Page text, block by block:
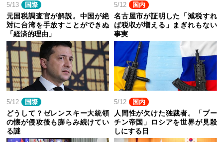
5/13 国際
元国税調査官が解説。中国が絶
対に台湾を手放すことができぬ
「経済的理由」
5/12 国内
名古屋市が証明した「減税すれ
ば税収が増える」まぎれもない
事実
5/12 国際
どうして？ゼレンスキー大統領
の懐が侵攻後も膨らみ続けてい
る謎
5/12 国内
人間性が欠けた独裁者。「プー
チン帝国」ロシアを世界が見殺
しにする日